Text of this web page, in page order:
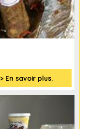
> En savoir plus.